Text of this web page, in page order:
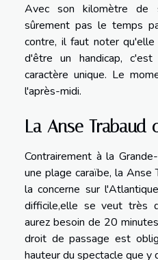
Avec son kilomètre de
sûrement pas le temps
contre, il faut noter
d'être un handicap,
caractère unique. Le
l'après-midi.
La Anse Trabaud
Contrairement à la
une plage caraïbe, la Anse
la concerne sur
difficile,elle se veut très
aurez besoin de 20
droit de passage est
hauteur du spectacle que y